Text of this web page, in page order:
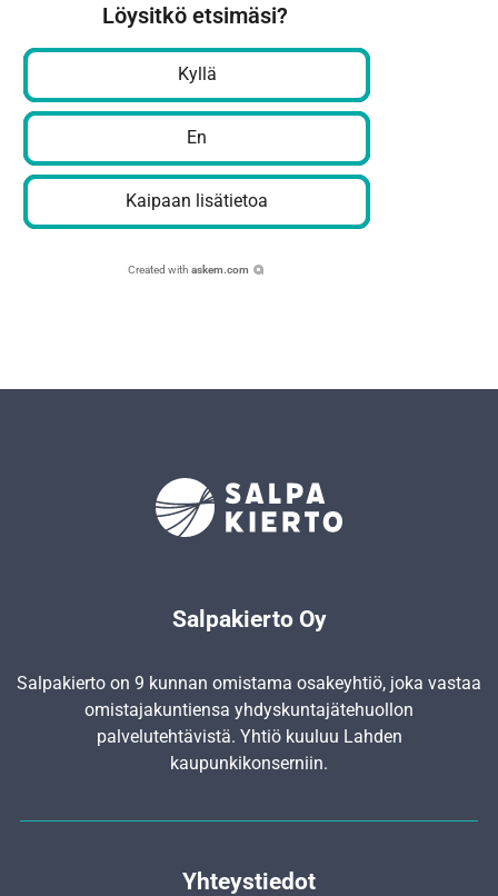
Löysitkö etsimäsi?
Kyllä
En
Kaipaan lisätietoa
Created with askem.com
Salpakierto Oy
Salpakierto on 9 kunnan omistama osakeyhtiö, joka vastaa
omistajakuntiensa yhdyskunta­jätehuollon
palvelutehtävistä. Yhtiö kuuluu Lahden
kaupunkikonserniin.
Yhteystiedot